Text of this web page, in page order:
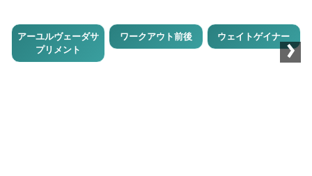
アーユルヴェーダサ
プリメント
ワークアウト前後 ウェイトゲイナー›